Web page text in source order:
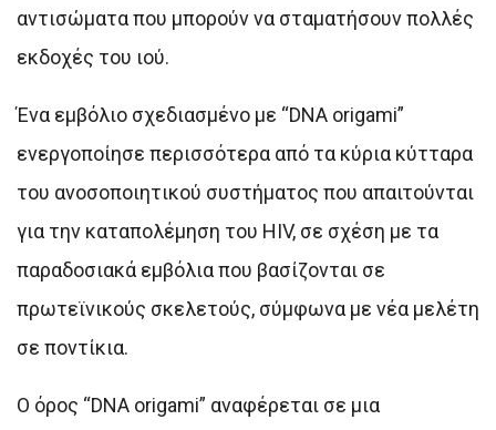
αντισώματα που μπορούν να σταματήσουν πολλές
εκδοχές του ιού.
Ένα εμβόλιο σχεδιασμένο με “DNA origami”
ενεργοποίησε περισσότερα από τα κύρια κύτταρα
του ανοσοποιητικού συστήματος που απαιτούνται
για την καταπολέμηση του HIV, σε σχέση με τα
παραδοσιακά εμβόλια που βασίζονται σε
πρωτεϊνικούς σκελετούς, σύμφωνα με νέα μελέτη
σε ποντίκια.
Ο όρος “DNA origami” αναφέρεται σε μια